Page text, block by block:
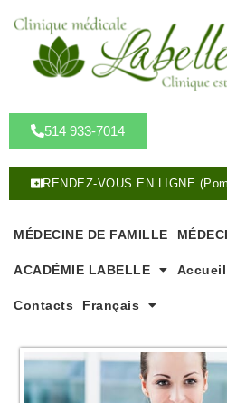
514 933-7014
RENDEZ-VOUS EN LIGNE
MÉDECINE DE FAMILLE
ACADÉMIE LABELLE Accueil
Contacts Français